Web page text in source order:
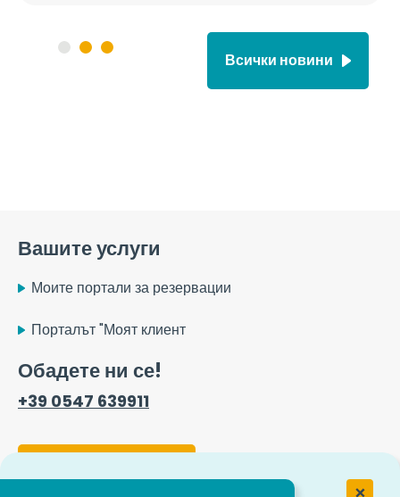
Всички новини
Вашите услуги
Моите портали за резервации
Порталът "Моят клиент
Обадете ни се!
+39 0547 639911